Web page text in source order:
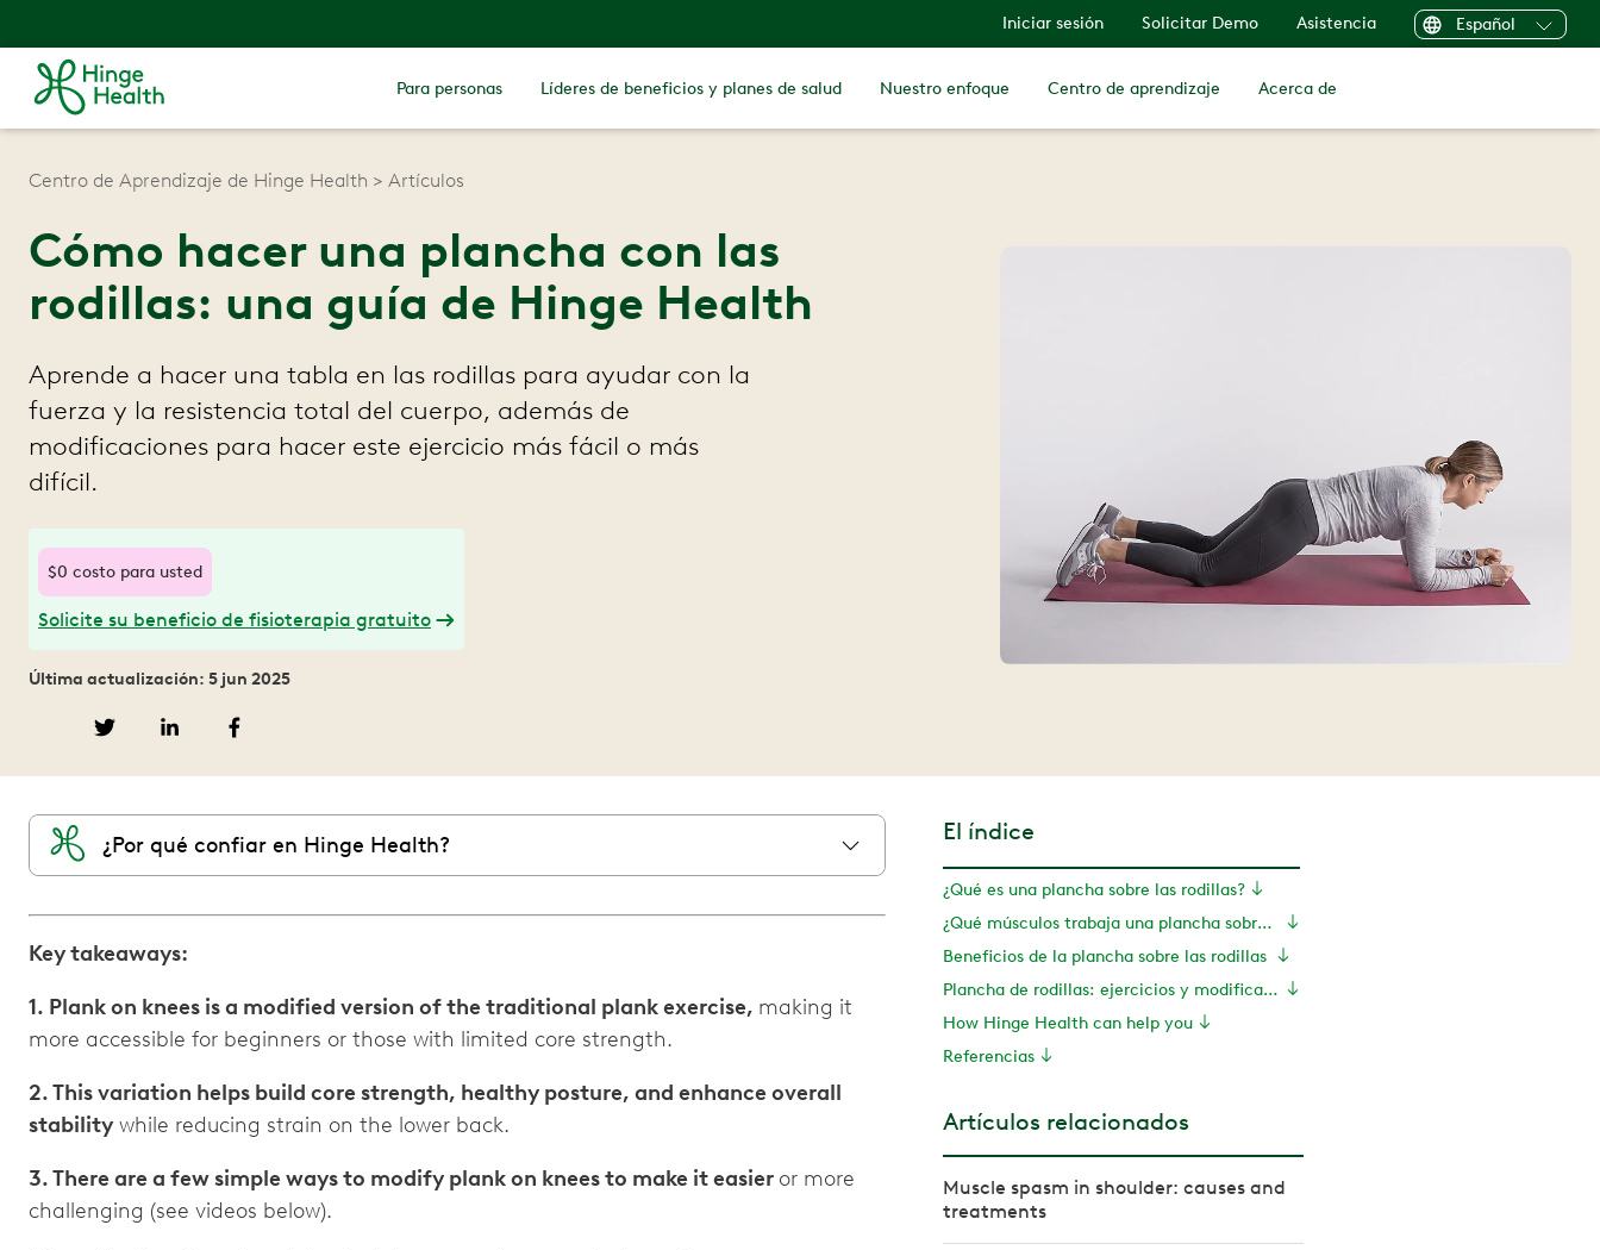
Iniciar sesión Solicitar Demo Asistencia Español
Para personas Líderes de beneficios y planes de salud Nuestro enfoque Centro de aprendizaje Acerca de
Centro de Aprendizaje de Hinge Health Artículos
Cómo hacer una plancha con las
rodillas: una guía de Hinge Health
Aprende a hacer una tabla en las rodillas para ayudar con la
fuerza y la resistencia total del cuerpo, además de
modificaciones para hacer este ejercicio más fácil o más
difícil.
$0 costo para usted
Solicite su beneficio de fisioterapia gratuito
Última actualización: 5 jun 2025
¿Por qué confiar en Hinge Health?
Key takeaways:
1. Plank on knees is a modified version of the traditional plank exercise, making it
more accessible for beginners or those with limited core strength.
2. This variation helps build core strength, healthy posture, and enhance overall
stability while reducing strain on the lower back.
3. There are a few simple ways to modify plank on knees to make it easier or more
challenging (see videos below).
El índice
¿Qué es una plancha sobre las rodillas?
¿Qué músculos trabaja una plancha sobre las rodillas?
Beneficios de la plancha sobre las rodillas
Plancha de rodillas: ejercicios y modificaciones
How Hinge Health can help you
Referencias
Artículos relacionados
Muscle spasm in shoulder: causes and
treatments